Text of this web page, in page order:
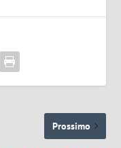
Prossimo